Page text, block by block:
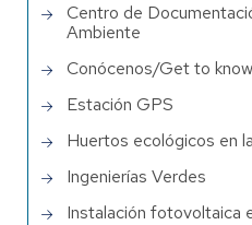
Centro de
Ambiente
Conócenos/Get to
Estación GPS
Huertos ecológicos en
Ingenierías Verdes
Instalación fotovoltaica